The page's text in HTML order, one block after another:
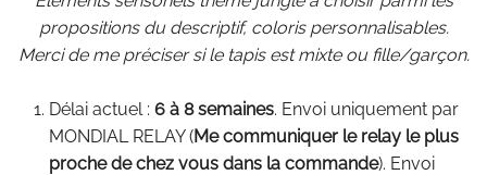
150,50€
propositions du descriptif, coloris personnalisables.
Merci de me préciser si le tapis est mixte ou fille/garçon.
Délai actuel : 6 à 8 semaines. Envoi uniquement par
MONDIAL RELAY (Me communiquer le relay le plus
proche de chez vous dans la commande). Envoi